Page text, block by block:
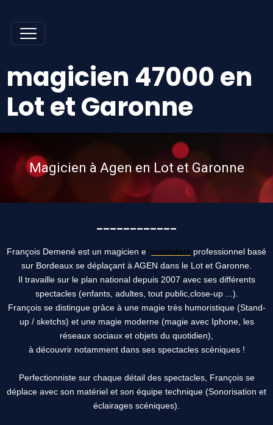
magicien 47000 en
Lot et Garonne
Magicien à Agen en Lot et Garonne
____________
François Demené est un magicien et mentaliste professionnel basé
sur Bordeaux se déplaçant à AGEN dans le Lot et Garonne.
Il travaille sur le plan national depuis 2007 avec ses différents
spectacles (enfants, adultes, tout public,close-up ...).
François se distingue grâce à une magie très humoristique (Stand-
up / sketchs) et une magie moderne (magie avec Iphone, les
réseaux sociaux et objets du quotidien),
à découvrir notamment dans ses spectacles scèniques !
Perfectionniste sur chaque détail des spectacles, François se
déplace avec son matériel et son équipe technique (Sonorisation et
éclairages scéniques).